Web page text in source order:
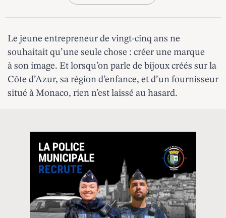
Le jeune entrepreneur de vingt-cinq ans ne
souhaitait qu’une seule chose : créer une marque
à son image. Et lorsqu’on parle de bijoux créés sur la
Côte d’Azur, sa région d’enfance, et d’un fournisseur
situé à Monaco, rien n’est laissé au hasard.